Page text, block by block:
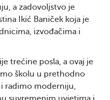
a zadovoljstvo je
Ikić Baniček koja je
izvođačima i
trećine posla, a ovaj je
školu u prethodno
radimo moderniju,